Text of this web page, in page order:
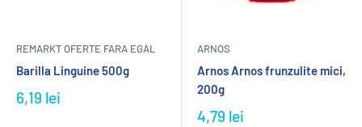
REMARKT OFERTE FARA EGAL
Barilla Linguine 500g
6,19 lei
ARNOS
Arnos Arnos frunzulite mici,
200g
4,79 lei